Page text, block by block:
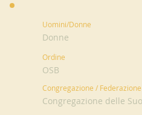
Uomini/Donne
Donne
Ordine
OSB
Congregazione / Federazione
Congregazione delle